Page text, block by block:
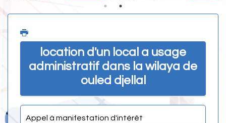
location d'un local a usage
administratif dans la wilaya de
ouled djellal
Appel à manifestation d'intérêt